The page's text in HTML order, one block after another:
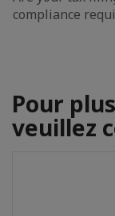
compliance
Pour
veuillez